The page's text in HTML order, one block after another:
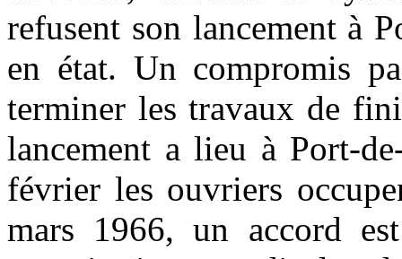
refusent son lancement à
en état. Un compromis
terminer les travaux de
lancement a lieu à Port-
février les ouvriers
mars 1966, un accord